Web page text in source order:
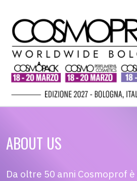
ABOUT US
Da oltre 50 anni Cosmoprof è